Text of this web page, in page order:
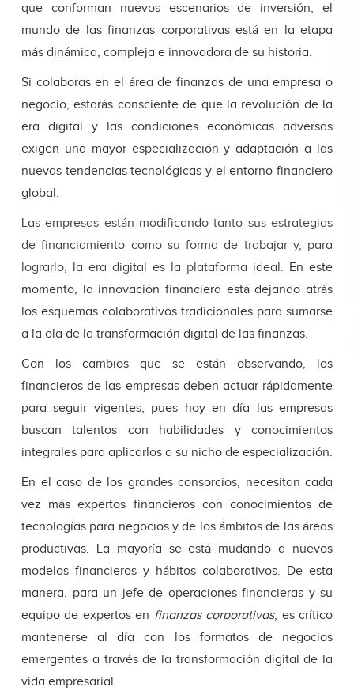
que conforman nuevos escenarios de inversión, el
mundo de las finanzas corporativas está en la etapa
más dinámica, compleja e innovadora de su historia.
Si colaboras en el área de finanzas de una empresa o
negocio, estarás consciente de que la revolución de la
era digital y las condiciones económicas adversas
exigen una mayor especialización y adaptación a las
nuevas tendencias tecnológicas y el entorno financiero
global.
Las empresas están modificando tanto sus estrategias
de financiamiento como su forma de trabajar y, para
lograrlo, la era digital es la plataforma ideal. En este
momento, la innovación financiera está dejando atrás
los esquemas colaborativos tradicionales para sumarse
a la ola de la transformación digital de las finanzas.
Con los cambios que se están observando, los
financieros de las empresas deben actuar rápidamente
para seguir vigentes, pues hoy en día las empresas
buscan talentos con habilidades y conocimientos
integrales para aplicarlos a su nicho de especialización.
En el caso de los grandes consorcios, necesitan cada
vez más expertos financieros con conocimientos de
tecnologías para negocios y de los ámbitos de las áreas
productivas. La mayoría se está mudando a nuevos
modelos financieros y hábitos colaborativos. De esta
manera, para un jefe de operaciones financieras y su
equipo de expertos en finanzas corporativas, es crítico
mantenerse al día con los formatos de negocios
emergentes a través de la transformación digital de la
vida empresarial.